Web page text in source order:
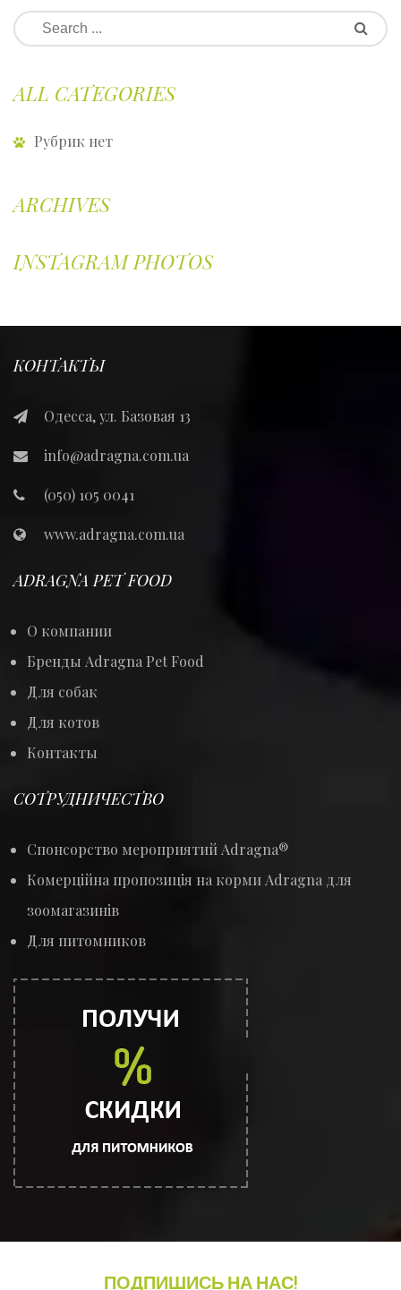
ALL CATEGORIES
Рубрик нет
ARCHIVES
INSTAGRAM PHOTOS
КОНТАКТЫ
Одесса, ул. Базовая 13
info@adragna.com.ua
(050) 105 0041
www.adragna.com.ua
ADRAGNA PET FOOD
О компании
Бренды Adragna Pet Food
Для собак
Для котов
Контакты
СОТРУДНИЧЕСТВО
Спонсорство мероприятий Adragna®
Комерційна пропозиція на корми Adragna для
зоомагазинів
Для питомников
ПОДПИШИСЬ НА НАС!